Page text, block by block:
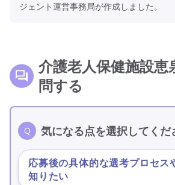
ジェント運営事務局が作成しました。
介護老人保健施設
問する
気になる点を選択してくだ
応募後の具体的な選考プロセス
知りたい